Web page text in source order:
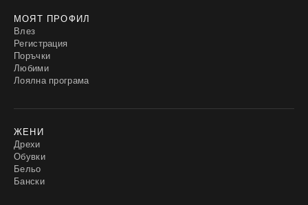
МОЯТ ПРОФИЛ
Влез
Регистрация
Поръчки
Любими
Лоялна програма
ЖЕНИ
Дрехи
Обувки
Бельо
Бански